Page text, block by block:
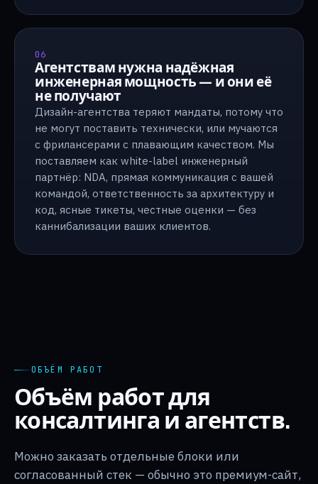
06
Агентствам нужна надёжная
инженерная мощность — и они её
не получают
Дизайн-агентства теряют мандаты, потому что
не могут поставить технически, или мучаются
с фрилансерами с плавающим качеством. Мы
поставляем как white-label инженерный
партнёр: NDA, прямая коммуникация с вашей
командой, ответственность за архитектуру и
код, ясные тикеты, честные оценки — без
каннибализации ваших клиентов.
ОБЪЁМ РАБОТ
Объём работ для
консалтинга и агентств.
Можно заказать отдельные блоки или
согласованный стек — обычно это премиум-сайт,